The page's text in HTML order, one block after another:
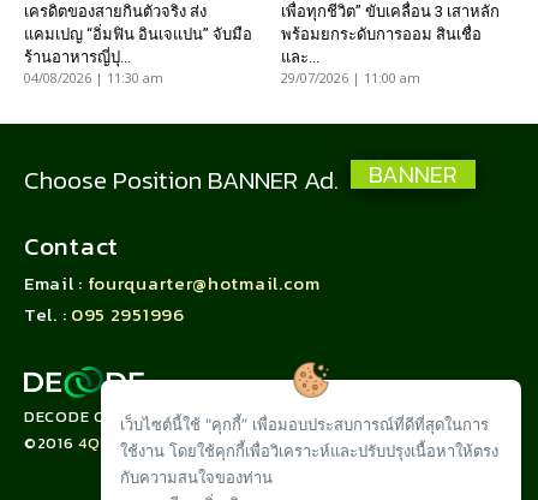
เครดิตของสายกินตัวจริง ส่ง
แคมเปญ “อิ่มฟิน อินเจแปน” จับมือ
ร้านอาหารญี่ปุ...
04/08/2026 | 11:30 am
เพื่อทุกชีวิต” ขับเคลื่อน 3 เสาหลัก
พร้อมยกระดับการออม สินเชื่อ
และ...
29/07/2026 | 11:00 am
Choose Position BANNER Ad. BANNER
Contact
Email : fourquarter@hotmail.com
Tel. : 095 2951996
DECODE CORPORATION LIMITED
©20164QUARTER.CO
เว็บไซต์นี้ใช้ "คุกกี้” เพื่อมอบประสบการณ์ที่ดีที่สุดในการ
ใช้งาน โดยใช้คุกกี้เพื่อวิเคราะห์และปรับปรุงเนื้อหาให้ตรง
กับความสนใจของท่าน